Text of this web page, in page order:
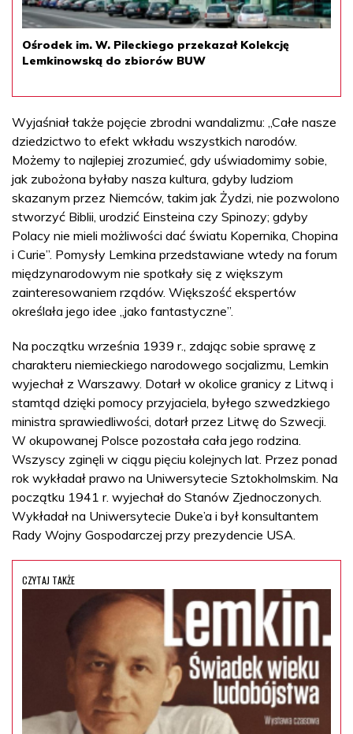
Ośrodek im. W. Pileckiego przekazał Kolekcję
Lemkinowską do zbiorów BUW
Wyjaśniał także pojęcie zbrodni wandalizmu: „Całe nasze
dziedzictwo to efekt wkładu wszystkich narodów.
Możemy to najlepiej zrozumieć, gdy uświadomimy sobie,
jak zubożona byłaby nasza kultura, gdyby ludziom
skazanym przez Niemców, takim jak Żydzi, nie pozwolono
stworzyć Biblii, urodzić Einsteina czy Spinozy; gdyby
Polacy nie mieli możliwości dać światu Kopernika, Chopina
i Curie”. Pomysły Lemkina przedstawiane wtedy na forum
międzynarodowym nie spotkały się z większym
zainteresowaniem rządów. Większość ekspertów
określała jego idee „jako fantastyczne”.
Na początku września 1939 r., zdając sobie sprawę z
charakteru niemieckiego narodowego socjalizmu, Lemkin
wyjechał z Warszawy. Dotarł w okolice granicy z Litwą i
stamtąd dzięki pomocy przyjaciela, byłego szwedzkiego
ministra sprawiedliwości, dotarł przez Litwę do Szwecji.
W okupowanej Polsce pozostała cała jego rodzina.
Wszyscy zginęli w ciągu pięciu kolejnych lat. Przez ponad
rok wykładał prawo na Uniwersytecie Sztokholmskim. Na
początku 1941 r. wyjechał do Stanów Zjednoczonych.
Wykładał na Uniwersytecie Duke’a i był konsultantem
Rady Wojny Gospodarczej przy prezydencie USA.
CZYTAJ TAKŻE